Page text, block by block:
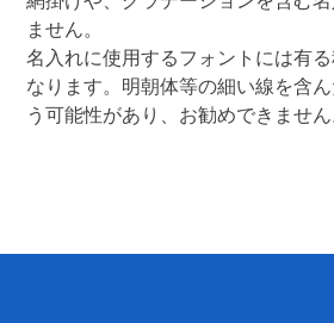
ません。
名入れに使用するフォントには有
なります。明朝体等の細い線を含
う可能性があり、お勧めできません